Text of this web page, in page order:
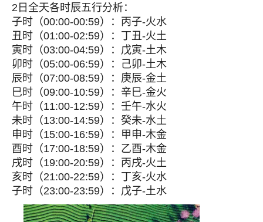
2日全天各时辰五行分析：
子时（00:00-00:59）：丙子-火水
丑时（01:00-02:59）：丁丑-火土
寅时（03:00-04:59）：戊寅-土木
卯时（05:00-06:59）：己卯-土木
辰时（07:00-08:59）：庚辰-金土
巳时（09:00-10:59）：辛巳-金火
午时（11:00-12:59）：壬午-水火
未时（13:00-14:59）：癸未-水土
申时（15:00-16:59）：甲申-木金
酉时（17:00-18:59）：乙酉-木金
戌时（19:00-20:59）：丙戌-火土
亥时（21:00-22:59）：丁亥-火水
子时（23:00-23:59）：戊子-土水